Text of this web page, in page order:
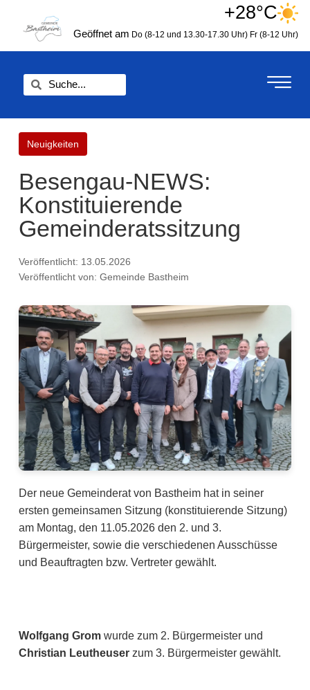
springen
+28°C
Geöffnet am Do (8-12 und 13.30-17.30 Uhr) Fr (8-12 Uhr)
Neuigkeiten
Besengau-NEWS:
Konstituierende
Gemeinderatssitzung
Veröffentlicht: 13.05.2026
Veröffentlicht von: Gemeinde Bastheim
Der neue Gemeinderat von Bastheim hat in seiner
ersten gemeinsamen Sitzung (konstituierende Sitzung)
am Montag, den 11.05.2026 den 2. und 3.
Bürgermeister, sowie die verschiedenen Ausschüsse
und Beauftragten bzw. Vertreter gewählt.
Wolfgang Grom wurde zum 2. Bürgermeister und
Christian Leutheuser zum 3. Bürgermeister gewählt.